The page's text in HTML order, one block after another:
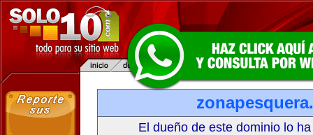
El dueño de este dominio lo